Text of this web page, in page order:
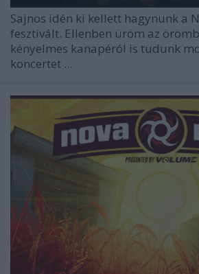
Sajnos idén ki kellett hagynunk a
fesztivált. Ellenben üröm az
kényelmes kanapéról is tudunk
koncertet ...